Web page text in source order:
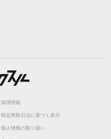
採用情報
特定商取引法に基づく表示
個人情報の取り扱い